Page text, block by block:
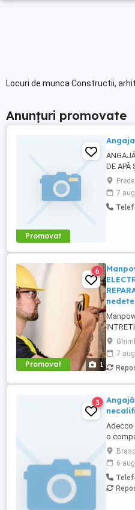
Locuri de munca Constructii,
Anunțuri promovate
Promovat
DE APĂ
Sudori
7
Promovat 1
6
reparatii
7
3
Adecco
o
Brazi,
Montaj
6